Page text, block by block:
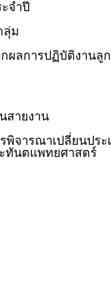
จำปี
ลุ่ม
กผลการปฏิบัติงาน
สายงาน
พิจารณาเปลี่ยนประ
ทันตแพทยศาสตร์